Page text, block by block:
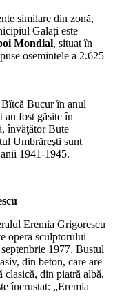
similare din zonă,
Galați este
Mondial, situat în
osemintele a 2.625
Bucur în anul
au fost găsite în
învăţător Bute
Umbrăreşti sunt
1941-1945.
Eremia Grigorescu
opera sculptorului
1977. Bustul
din beton, care are
clasică, din piatră albă,
încrustat: „Eremia